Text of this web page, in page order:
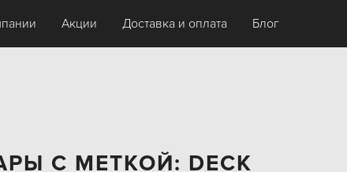
Акции Доставка и оплата Блог
С МЕТКОЙ: DECK